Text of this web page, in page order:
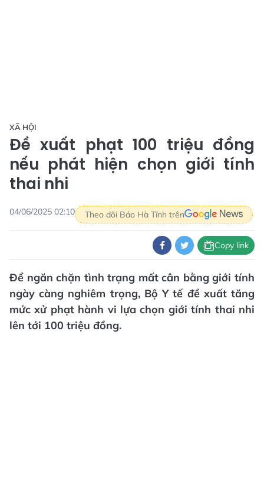
XÃ HỘI
Đề xuất phạt 100 triệu đồng
nếu phát hiện chọn giới tính
thai nhi
04/06/2025 02:10 Theo dõi Báo Hà Tĩnh trên
Copy link
Để ngăn chặn tình trạng mất cân bằng giới tính
ngày càng nghiêm trọng, Bộ Y tế đề xuất tăng
mức xử phạt hành vi lựa chọn giới tính thai nhi
lên tới 100 triệu đồng.